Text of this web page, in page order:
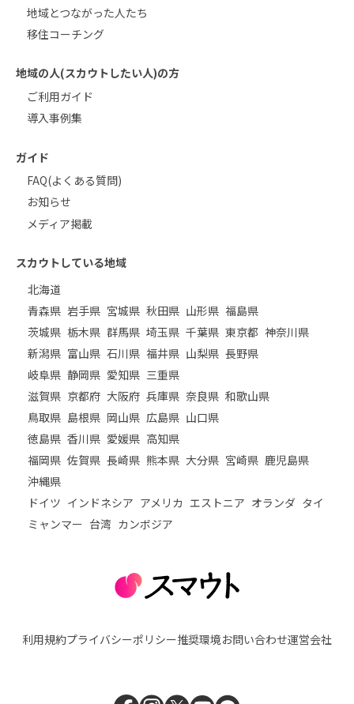
地域とつながった人たち
移住コーチング
地域の人(スカウトしたい人)の方
ご利用ガイド
導入事例集
ガイド
FAQ(よくある質問)
お知らせ
メディア掲載
スカウトしている地域
北海道
青森県 岩手県 宮城県 秋田県 山形県 福島県
茨城県 栃木県 群馬県 埼玉県 千葉県 東京都 神奈川県
新潟県 富山県 石川県 福井県 山梨県 長野県
岐阜県 静岡県 愛知県 三重県
滋賀県 京都府 大阪府 兵庫県 奈良県 和歌山県
鳥取県 島根県 岡山県 広島県 山口県
徳島県 香川県 愛媛県 高知県
福岡県 佐賀県 長崎県 熊本県 大分県 宮崎県 鹿児島県
沖縄県
ドイツ インドネシア アメリカ エストニア オランダ タイ
ミャンマー 台湾 カンボジア
利用規約プライバシーポリシー推奨環境お問い合わせ運営会社